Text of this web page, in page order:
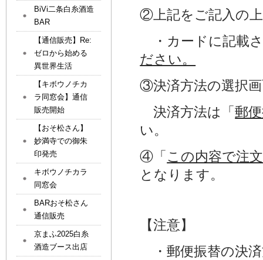
②上記をご記入の
・カードに記載
ださい。
③決済方法の選択
決済方法は「郵
い。
④「この内容で注
となります。
【注意】
・郵便振替の決
BiVi二条白糸酒造
BAR
【通信販売】Re:
ゼロから始める
異世界生活
【キボウノチカ
ラ同窓会】通信
販売開始
【おそ松さん】
妙満寺での御朱
印発売
キボウノチカラ
同窓会
BARおそ松さん
通信販売
京まふ2025白糸
酒造ブース出店